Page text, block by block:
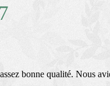
bonne qualité. Nous